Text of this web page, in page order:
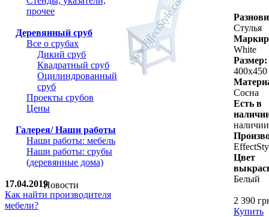
прочее
Деревянный сруб
Все о срубах
Дикий сруб
Квадратный сруб
Оцилиндрованный
сруб
Проекты срубов
Цены
Галерея/ Наши работы
Наши работы: мебель
Наши работы: срубы
(деревянные дома)
Новости
17.04.2019
Как найти производителя
мебели?
Стулья
White
Размер:
400х450
Сосна
Есть в
наличии
Цвет
Белый
2 390
Купить